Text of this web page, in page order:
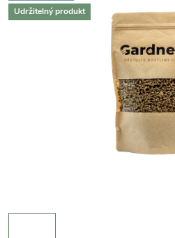
Udržitelný produkt